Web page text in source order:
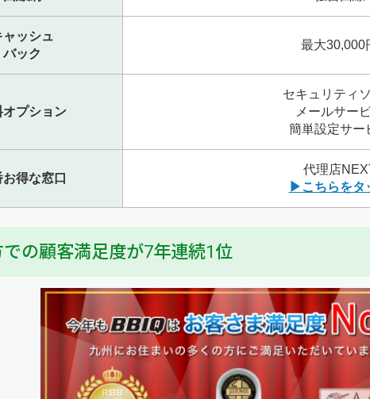
ャッシュ
バック
最大30,000
オプション
セキュリティ
メールサー
簡単設定サー
得な窓口
代理店
▶こちらをタ
での顧客満足度が7年連続1位